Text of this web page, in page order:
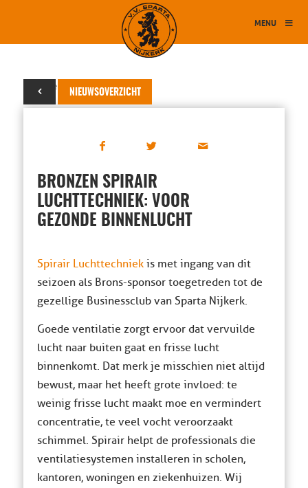
MENU
NIEUWSOVERZICHT
13 november 2025
BRONZEN SPIRAIR
LUCHTTECHNIEK: VOOR
GEZONDE BINNENLUCHT
Spirair Luchttechniekis met ingang van dit
seizoen als Brons-sponsor toegetreden tot de
gezellige Businessclub van Sparta Nijkerk.
Goede ventilatie zorgt ervoor dat vervuilde
lucht naar buiten gaat en frisse lucht
binnenkomt. Dat merk je misschien niet altijd
bewust, maar het heeft grote invloed: te
weinig frisse lucht maakt moe en vermindert
concentratie, te veel vocht veroorzaakt
schimmel. Spirair helpt de professionals die
ventilatiesystemen installeren in scholen,
kantoren, woningen en ziekenhuizen. Wij